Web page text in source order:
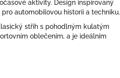
aktivity. Design inspirovaný
automobilovou historii a techniku.
střih s pohodlným kulatým
oblečením, a je ideálním